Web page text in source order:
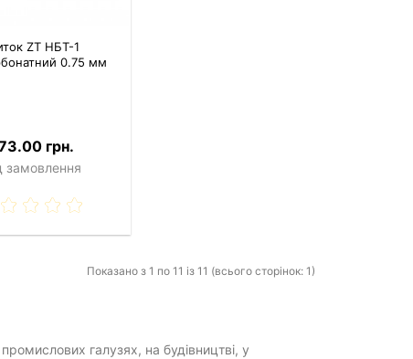
ZT НБТ-1
0.75 мм
грн.
замовлення
Показано з 1 по 11 із 11 (всього сторінок: 1)
галузях, на будівництві, у